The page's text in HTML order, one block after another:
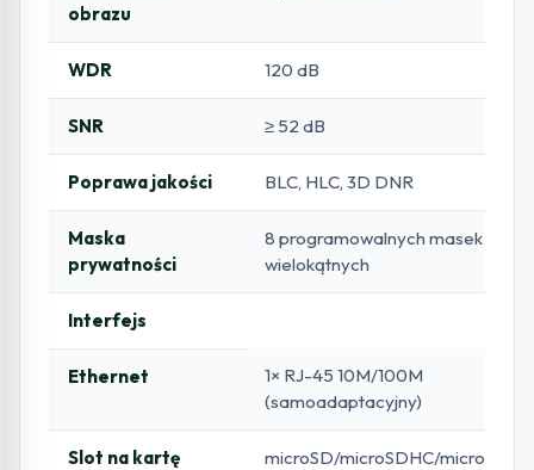
obrazu
WDR 120 dB
SNR ≥ 52 dB
Poprawa jakości BLC, HLC, 3D DNR
Maska
prywatności
8 programowalnych masek
wielokątnych
Interfejs
Ethernet
1× RJ-45 10M/100M
(samoadaptacyjny)
Slot na kartę
microSD/microSDHC/microSDXC